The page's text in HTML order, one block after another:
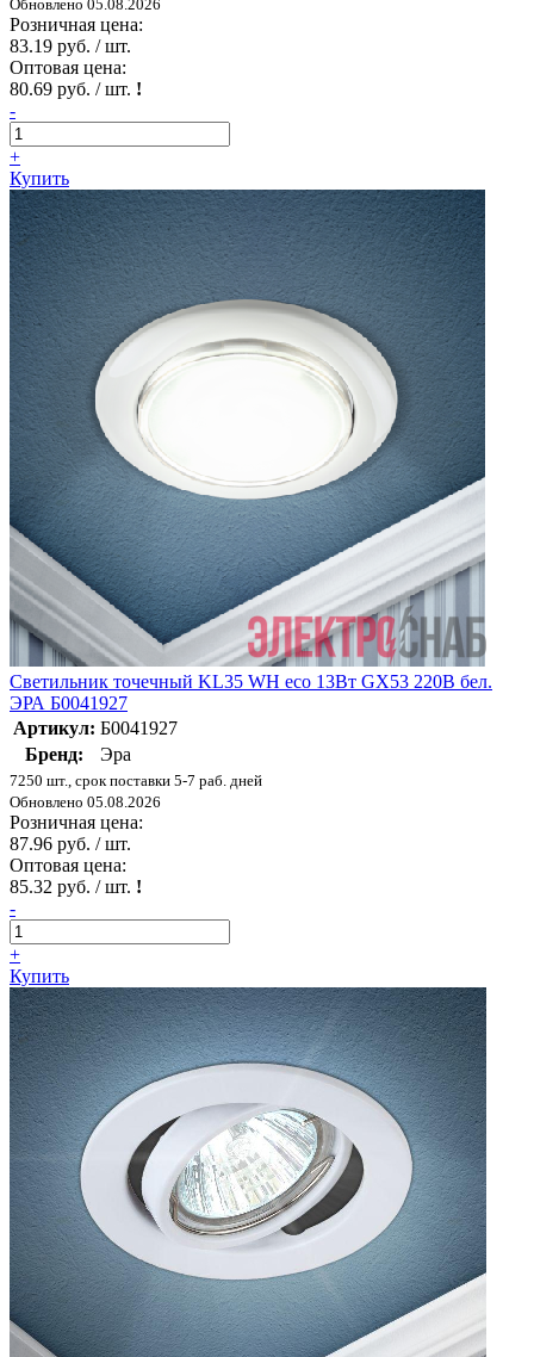
Обновлено 05.08.2026
Розничная цена:
83.19 руб. / шт.
Оптовая цена:
80.69 руб. / шт. !
-
+
Купить
Светильник точечный KL35 WH eco 13Вт GX53 220В бел.
ЭРА Б0041927
Артикул: Б0041927
Бренд:
Эра
7250 шт., срок поставки 5-7 раб. дней
Обновлено 05.08.2026
Розничная цена:
87.96 руб. / шт.
Оптовая цена:
85.32 руб. / шт. !
-
+
Купить